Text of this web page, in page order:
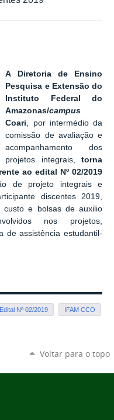
A Diretoria de Ensino
Pesquisa e Extensão do
Instituto Federal do
Amazonas/campus
Coari, por intermédio da
comissão de avaliação e
acompanhamento dos
projetos integrais, torna
ao edital Nº 02/2019
de projeto integrais e
discentes 2019,
e bolsas de auxilio
nos projetos,
de assistência estudantil-
Edital Nº 02/2019 IFAM CCO
Voltar para o topo